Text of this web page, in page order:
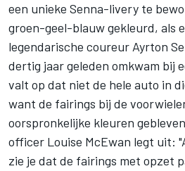
een unieke Senna-livery te
groen-geel-blauw gekleurd, als
legendarische coureur Ayrton
dertig jaar geleden omkwam bij
valt op dat niet de hele auto in
want de fairings bij de
oorspronkelijke kleuren
officer Louise McEwan legt uit:
zie je dat de fairings met opzet